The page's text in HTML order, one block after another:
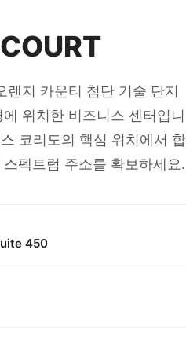
렌지 카운티 첨단 기술 단지
위치한 비즈니스 센터입니
코리도의 핵심 위치에서 합
펙트럼 주소를 확보하세요.
450